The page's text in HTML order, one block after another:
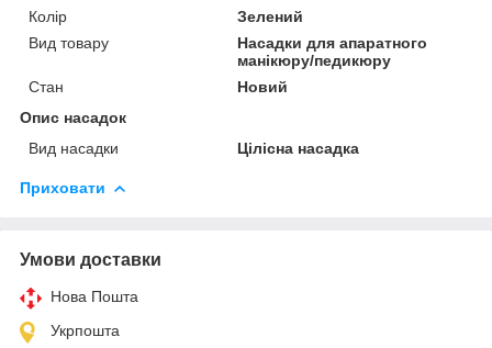
Колір
Зелений
Вид товару
Насадки для апаратного
манікюру/педикюру
Стан
Новий
Опис насадок
Вид насадки
Цілісна насадка
Приховати
Умови доставки
Нова Пошта
Укрпошта